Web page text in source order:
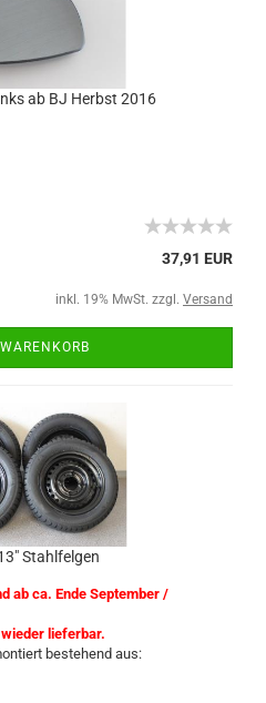
ab BJ Herbst 2016
37,91 EUR
inkl. 19% MwSt. zzgl. Versand
Stahlfelgen
ab ca. Ende September /
lieferbar.
bestehend aus: